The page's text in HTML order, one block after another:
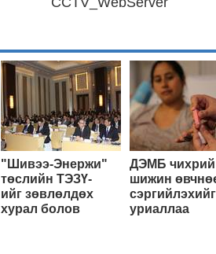
"Шивээ-Энержи"
төслийн ТЭЗҮ-
ийг зөвлөлдөх
хурал болов
ДЭМБ
шижин
сэргийлэхийг
уриаллаа